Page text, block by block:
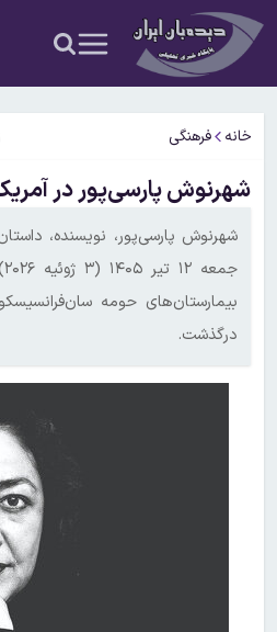
خانه فرهنگی
شهرنوش پارسی‌پور در
شهرنوش پارسی‌پور، نویسنده،
بیمارستان‌های حومه سان‌فرانسیسکو
درگذشت.